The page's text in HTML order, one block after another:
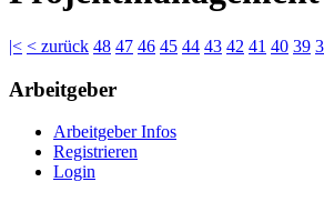
|< < zurück 48 47 46 45 44 43 42 41 40 39
Arbeitgeber
Arbeitgeber Infos
Registrieren
Login